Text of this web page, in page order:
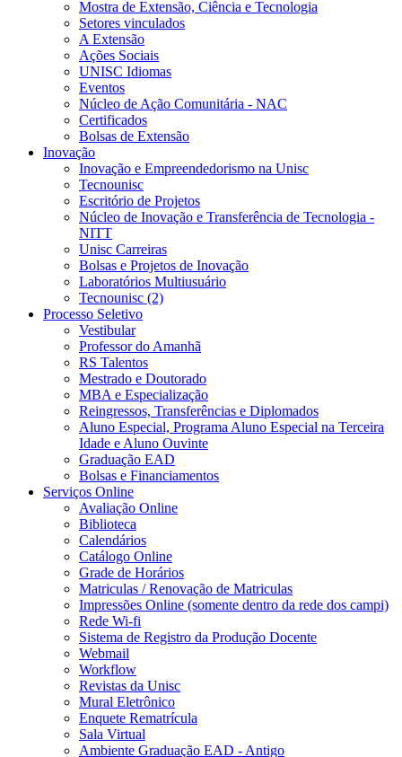
Mostra de Extensão, Ciência e Tecnologia
Setores vinculados
A Extensão
Ações Sociais
UNISC Idiomas
Eventos
Núcleo de Ação Comunitária - NAC
Certificados
Bolsas de Extensão
Inovação
Inovação e Empreendedorismo na Unisc
Tecnounisc
Escritório de Projetos
Núcleo de Inovação e Transferência de Tecnologia -
NITT
Unisc Carreiras
Bolsas e Projetos de Inovação
Laboratórios Multiusuário
Tecnounisc (2)
Processo Seletivo
Vestibular
Professor do Amanhã
RS Talentos
Mestrado e Doutorado
MBA e Especialização
Reingressos, Transferências e Diplomados
Aluno Especial, Programa Aluno Especial na Terceira
Idade e Aluno Ouvinte
Graduação EAD
Bolsas e Financiamentos
Serviços Online
Avaliação Online
Biblioteca
Calendários
Catálogo Online
Grade de Horários
Matriculas / Renovação de Matriculas
Impressões Online (somente dentro da rede dos campi)
Rede Wi-fi
Sistema de Registro da Produção Docente
Webmail
Workflow
Revistas da Unisc
Mural Eletrônico
Enquete Rematrícula
Sala Virtual
Ambiente Graduação EAD - Antigo